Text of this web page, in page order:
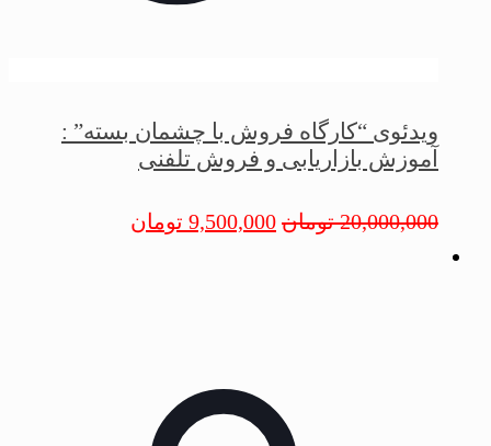
ویدئوی “کارگاه فروش با چشمان بسته” :
آموزش بازاریابی و فروش تلفنی
20,000,000 تومان 9,500,000 تومان